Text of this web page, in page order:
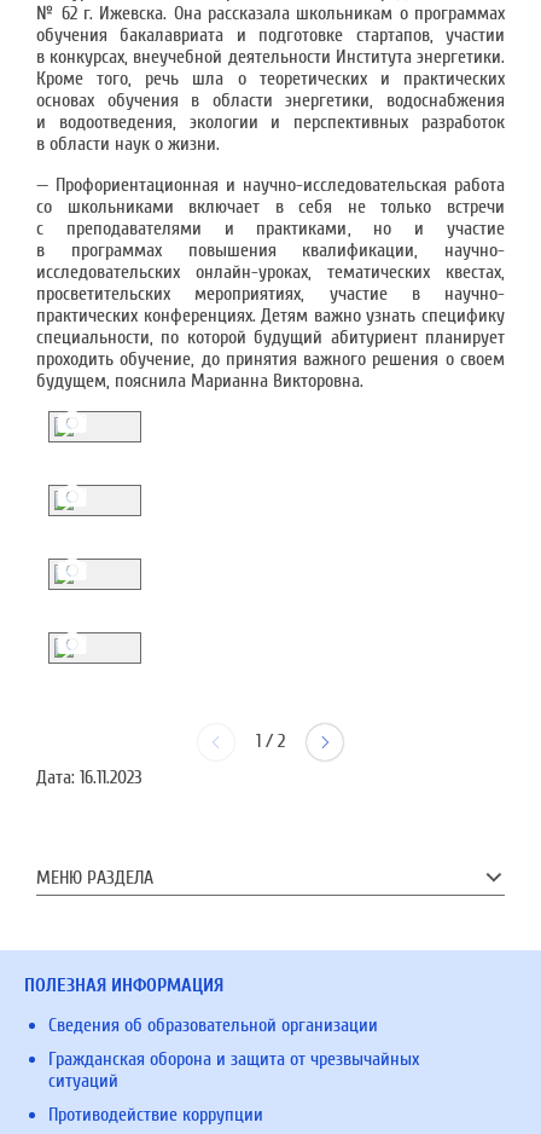
№ 62 г. Ижевска. Она рассказала школьникам о программах
обучения бакалавриата и подготовке стартапов, участии
в конкурсах, внеучебной деятельности Института энергетики.
Кроме того, речь шла о теоретических и практических
основах обучения в области энергетики, водоснабжения
и водоотведения, экологии и перспективных разработок
в области наук о жизни.
— Профориентационная и научно-исследовательская работа
со школьниками включает в себя не только встречи
с преподавателями и практиками, но и участие
в программах повышения квалификации, научно-
исследовательских онлайн-уроках, тематических квестах,
просветительских мероприятиях, участие в научно-
практических конференциях. Детям важно узнать специфику
специальности, по которой будущий абитуриент планирует
проходить обучение, до принятия важного решения о своем
будущем, пояснила Марианна Викторовна.
1 / 2
Дата: 16.11.2023
МЕНЮ РАЗДЕЛА
ПОЛЕЗНАЯ ИНФОРМАЦИЯ
Сведения об образовательной организации
Гражданская оборона и защита от чрезвычайных
ситуаций
Противодействие коррупции